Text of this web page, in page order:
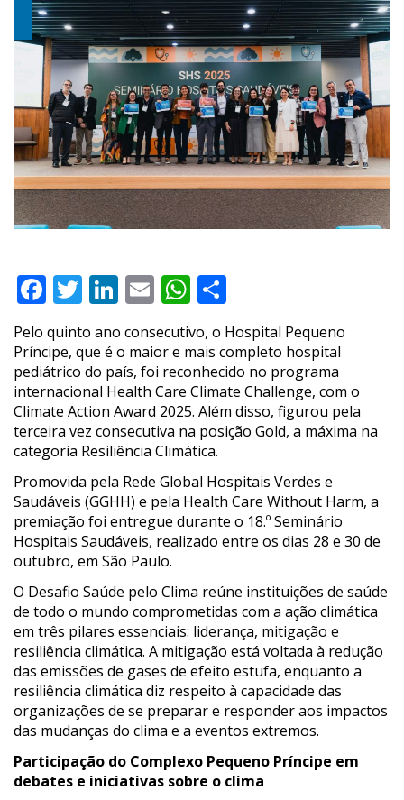
Facebook
Twitter
LinkedIn
EmailWhatsApp
Pelo quinto ano consecutivo, o Hospital Pequeno
Príncipe, que é o maior e mais completo hospital
pediátrico do país, foi reconhecido no programa
internacional Health Care Climate Challenge, com o
Climate Action Award 2025. Além disso, figurou pela
terceira vez consecutiva na posição Gold, a máxima na
categoria Resiliência Climática.
Promovida pela Rede Global Hospitais Verdes e
Saudáveis (GGHH) e pela Health Care Without Harm, a
premiação foi entregue durante o 18.º Seminário
Hospitais Saudáveis, realizado entre os dias 28 e 30 de
outubro, em São Paulo.
O Desafio Saúde pelo Clima reúne instituições de saúde
de todo o mundo comprometidas com a ação climática
em três pilares essenciais: liderança, mitigação e
resiliência climática. A mitigação está voltada à redução
das emissões de gases de efeito estufa, enquanto a
resiliência climática diz respeito à capacidade das
organizações de se preparar e responder aos impactos
das mudanças do clima e a eventos extremos.
Participação do Complexo Pequeno Príncipe em
debates e iniciativas sobre o clima